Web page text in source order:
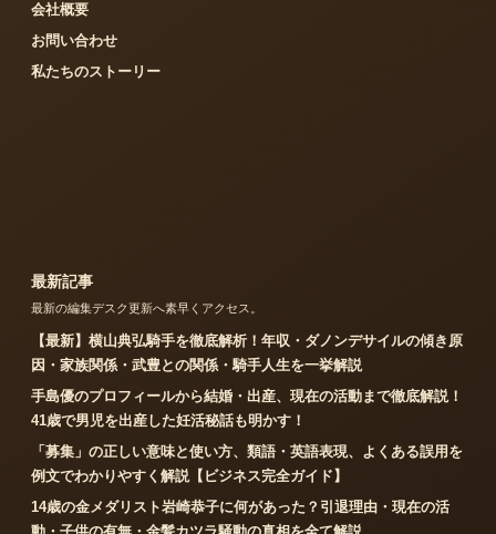
会社概要
お問い合わせ
私たちのストーリー
最新記事
最新の編集デスク更新へ素早くアクセス。
【最新】横山典弘騎手を徹底解析！年収・ダノンデサイルの傾き原
因・家族関係・武豊との関係・騎手人生を一挙解説
手島優のプロフィールから結婚・出産、現在の活動まで徹底解説！
41歳で男児を出産した妊活秘話も明かす！
「募集」の正しい意味と使い方、類語・英語表現、よくある誤用を
例文でわかりやすく解説【ビジネス完全ガイド】
14歳の金メダリスト岩崎恭子に何があった？引退理由・現在の活